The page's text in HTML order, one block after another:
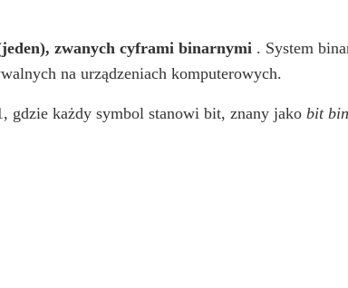
zwanych cyframi binarnymi . System
na urządzeniach komputerowych.
gdzie każdy symbol stanowi bit, znany jakobit